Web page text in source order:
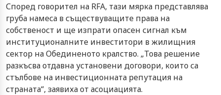
Според говорител на RFA, тази мярка представлява
груба намеса в съществуващите права на
собственост и ще изпрати опасен сигнал към
институционалните инвеститори в жилищния
сектор на Обединеното кралство. „Това решение
разкъсва отдавна установени договори, които са
стълбове на инвестиционната репутация на
страната“, заявиха от асоциацията.